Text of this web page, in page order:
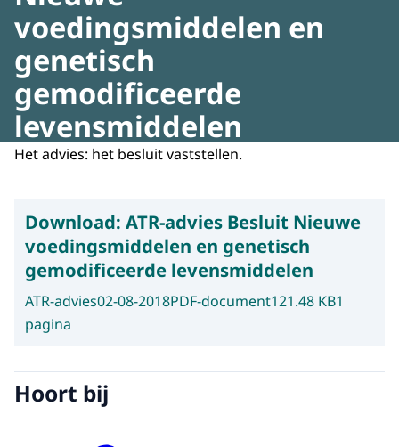
voedingsmiddelen en
genetisch
gemodificeerde
levensmiddelen
Het advies: het besluit vaststellen.
Download: ATR-advies Besluit Nieuwe
voedingsmiddelen en genetisch
gemodificeerde levensmiddelen
ATR-advies02-08-2018PDF-document121.48 KB1
pagina
Hoort bij